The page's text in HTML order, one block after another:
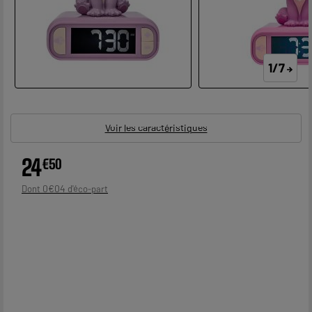
1/7
Voir les caractéristiques
24€50
Dont 0€04